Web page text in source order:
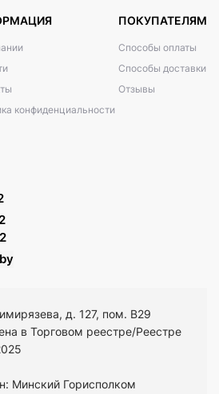
конфиденциальности
ПОКУПАТЕЛЯМ
Способы оплаты
Способы доставки
Отзывы
д. 127, пом. В29
в Торговом реестре/Реестре
Минский Горисполком